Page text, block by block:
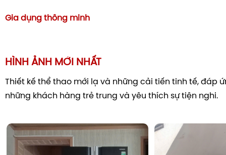
Gia dụng thông minh
HÌNH ẢNH MỚI NHẤT
Thiết kế thể thao mới lạ và những cải tiến tinh tế, đáp
những khách hàng trẻ trung và yêu thích sự tiện nghi.